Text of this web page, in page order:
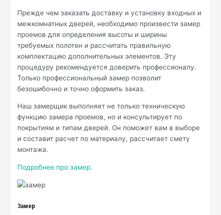
Прежде чем заказать доставку и установку входных и
межкомнатных дверей, необходимо произвести замер
проемов для определения высоты и ширины
требуемых полотен и рассчитать правильную
комплектацию дополнительных элементов. Эту
процедуру рекомендуется доверить профессионалу.
Только профессиональный замер позволит
безошибочно и точно оформить заказ.
Наш замерщик выполняет не только техническую
функцию замера проемов, но и консультирует по
покрытиям и типам дверей. Он поможет вам в выборе
и составит расчет по материалу, рассчитает смету
монтажа.
Подробнее про замер.
Замер